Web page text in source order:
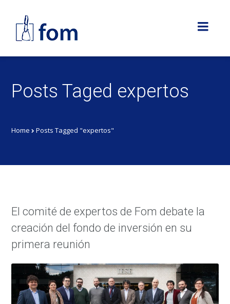
Posts Taged expertos
Home Posts Tagged "expertos"
El comité de expertos de Fom debate la
creación del fondo de inversión en su
primera reunión